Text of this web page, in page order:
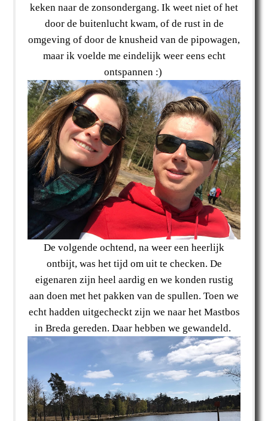
keken naar de zonsondergang. Ik weet niet of het
door de buitenlucht kwam, of de rust in de
omgeving of door de knusheid van de pipowagen,
maar ik voelde me eindelijk weer eens echt
ontspannen :)
De volgende ochtend, na weer een heerlijk
ontbijt, was het tijd om uit te checken. De
eigenaren zijn heel aardig en we konden rustig
aan doen met het pakken van de spullen. Toen we
echt hadden uitgecheckt zijn we naar het Mastbos
in Breda gereden. Daar hebben we gewandeld.